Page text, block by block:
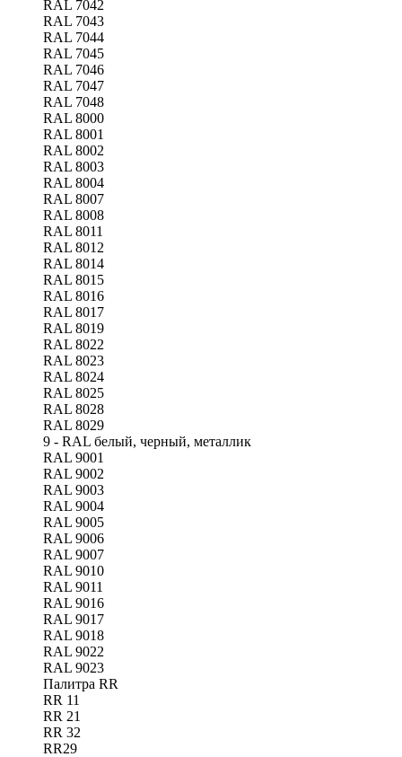
RAL 7042
RAL 7043
RAL 7044
RAL 7045
RAL 7046
RAL 7047
RAL 7048
RAL 8000
RAL 8001
RAL 8002
RAL 8003
RAL 8004
RAL 8007
RAL 8008
RAL 8011
RAL 8012
RAL 8014
RAL 8015
RAL 8016
RAL 8017
RAL 8019
RAL 8022
RAL 8023
RAL 8024
RAL 8025
RAL 8028
RAL 8029
9 - RAL белый, черный, металлик
RAL 9001
RAL 9002
RAL 9003
RAL 9004
RAL 9005
RAL 9006
RAL 9007
RAL 9010
RAL 9011
RAL 9016
RAL 9017
RAL 9018
RAL 9022
RAL 9023
Палитра RR
RR 11
RR 21
RR 32
RR29